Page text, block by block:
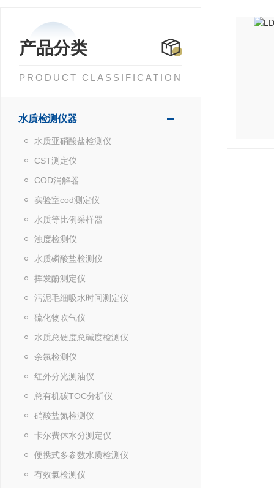
产品分类
PRODUCT CLASSIFICATION
水质检测仪器
水质亚硝酸盐检测仪
CST测定仪
COD消解器
实验室cod测定仪
水质等比例采样器
浊度检测仪
水质磷酸盐检测仪
挥发酚测定仪
污泥毛细吸水时间测定仪
硫化物吹气仪
水质总硬度总碱度检测仪
余氯检测仪
红外分光测油仪
总有机碳TOC分析仪
硝酸盐氮检测仪
卡尔费休水分测定仪
便携式多参数水质检测仪
有效氯检测仪